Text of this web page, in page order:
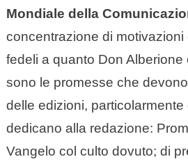
Mondiale della
concentrazione di
fedeli a quanto Don Alberione
sono le promesse che
delle edizioni, particolarmente
dedicano alla redazione:
Vangelo col culto dovuto; di